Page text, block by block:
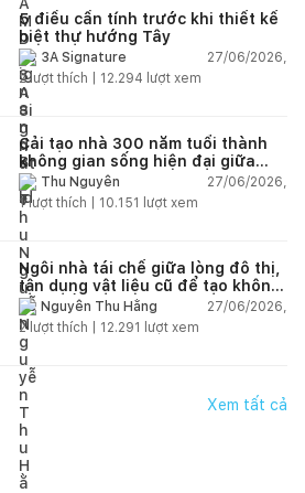
5 điều cần tính trước khi thiết kế
biệt thự hướng Tây
3A Signature
27/06/2026,
2lượt thích | 12.294 lượt xem
Cải tạo nhà 300 năm tuổi thành
không gian sống hiện đại giữa
thiên nhiên
Thu Nguyễn
27/06/2026,
1lượt thích | 10.151 lượt xem
Ngôi nhà tái chế giữa lòng đô thị,
tận dụng vật liệu cũ để tạo không
gian sống linh hoạt
Nguyễn Thu Hằng
27/06/2026,
2lượt thích | 12.291 lượt xem
Xem tất cả